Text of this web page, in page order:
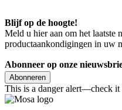
Blijf op de hoogte!
Meld u hier aan om het laatste
productaankondigingen in uw
Abonneer op onze
Abonneren
This is a danger alert—check it